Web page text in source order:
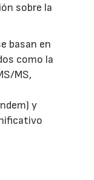
sobre la
basan en
como la
MS,
y